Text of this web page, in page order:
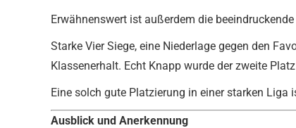
Erwähnenswert ist außerdem die
Starke Vier Siege, eine Niederlage gegen den
Klassenerhalt. Echt Knapp wurde der zweite
Eine solch gute Platzierung in einer starken
Ausblick und Anerkennung